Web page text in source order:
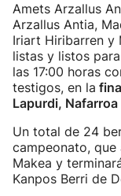
Amets Arzallus
Arzallus Antia,
Iriart Hiribarren y
listas y listos
las 17:00 horas
testigos, en la
Lapurdi,
Un total de 24
campeonato, que
Makea y
Kanpos Berri de